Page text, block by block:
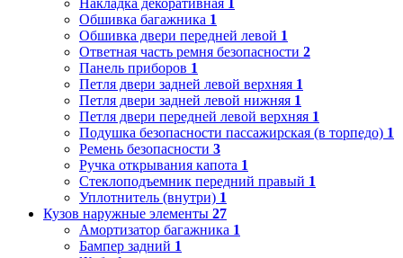
Обшивка багажника 1
Обшивка двери передней левой 1
Ответная часть ремня безопасности 2
Панель приборов 1
Петля двери задней левой верхняя 1
Петля двери задней левой нижняя 1
Петля двери передней левой верхняя 1
Подушка безопасности пассажирская (в торпедо) 1
Ремень безопасности 3
Ручка открывания капота 1
Стеклоподъемник передний правый 1
Уплотнитель (внутри) 1
Кузов наружные элементы 27
Амортизатор багажника 1
Бампер задний 1